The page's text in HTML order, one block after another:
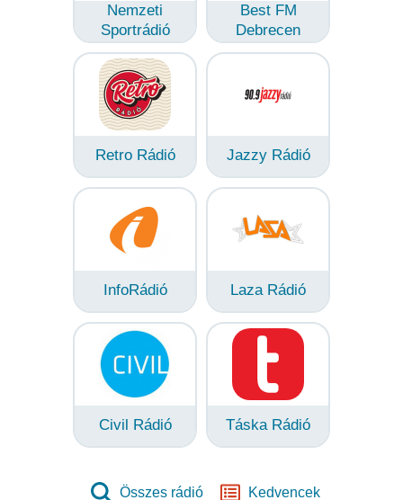
Nemzeti
Sportrádió
Best FM
Debrecen
Retro Rádió Jazzy Rádió
InfoRádió Laza Rádió
Civil Rádió Táska Rádió
Összes rádió Kedvencek